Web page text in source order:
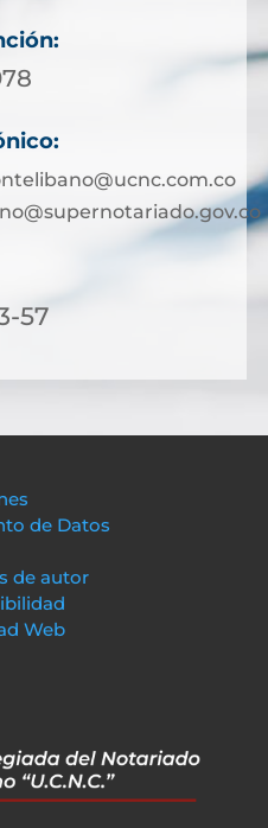
57
de Datos
de autor
Web